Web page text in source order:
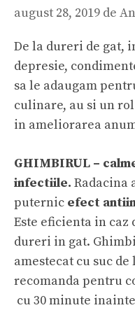
august 28, 2019 de
De la dureri de gat,
depresie,
sa le adaugam
culinare, au si un
in ameliorarea
GHIMBIRUL –
infectiile. Radacina
puternic efect
Este eficienta in
dureri in gat.
amestecat cu suc
recomanda pentru
cu 30 minute